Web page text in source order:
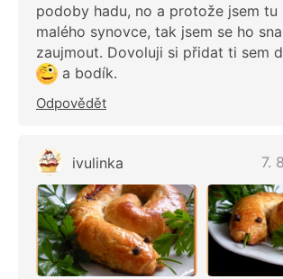
podoby hadu, no a protože jsem tu
malého synovce, tak jsem se ho
zaujmout. Dovoluji si přidat ti sem
a bodík.
Odpovědět
ivulinka 7.